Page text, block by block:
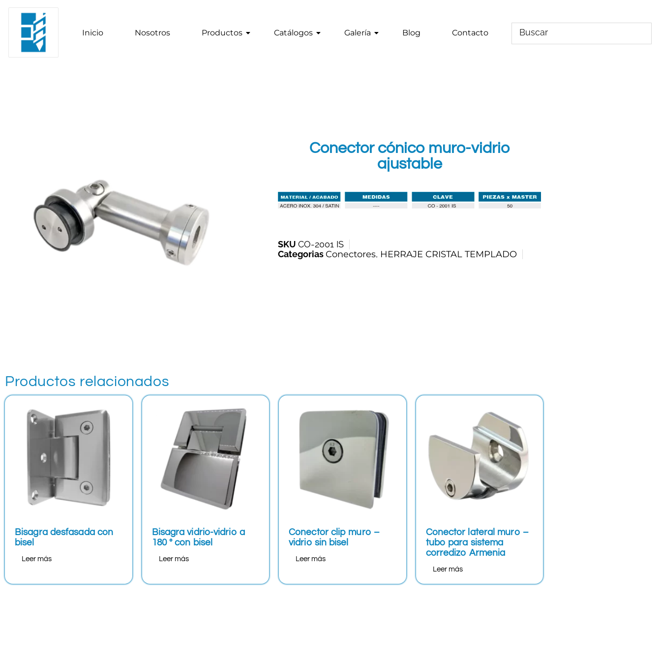
Inicio Nosotros Productos Catálogos Galería Blog Contacto
Conector cónico muro-vidrio
ajustable
SKU CO-2001 IS
Categorias Conectores, HERRAJE CRISTAL TEMPLADO
Productos relacionados
Bisagra desfasada con
bisel
Leer más
Bisagra vidrio-vidrio a
180 ° con bisel
Leer más
Conector clip muro –
vidrio sin bisel
Leer más
Conector lateral muro –
tubo para sistema
corredizo Armenia
Leer más